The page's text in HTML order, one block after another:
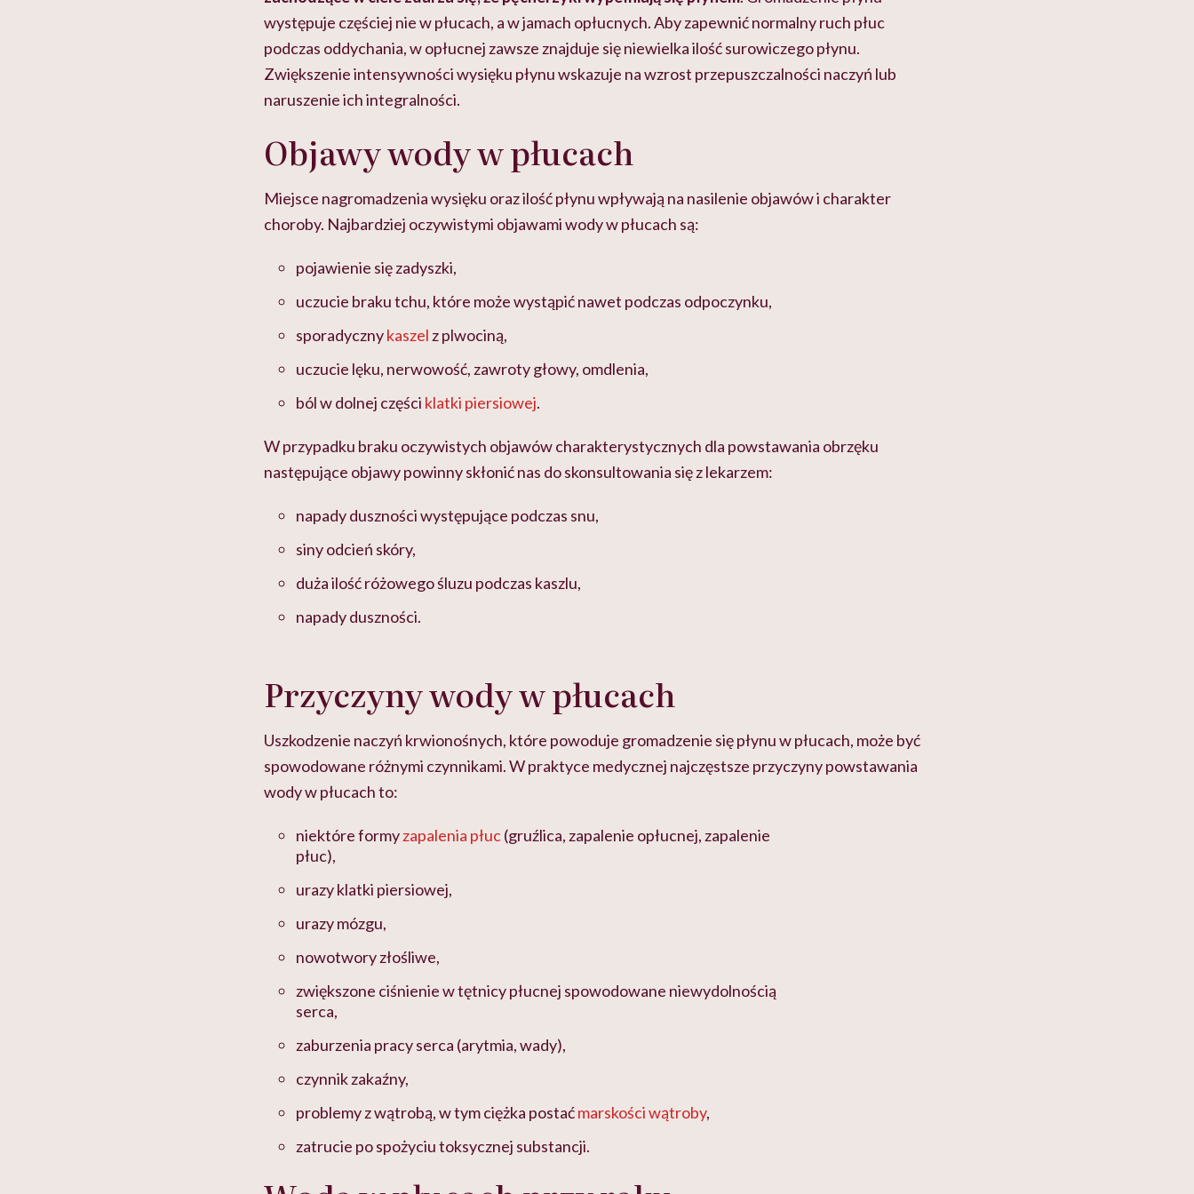
występuje częściej nie w płucach, a w jamach opłucnych. Aby zapewnić normalny ruch płuc
podczas oddychania, w opłucnej zawsze znajduje się niewielka ilość surowiczego płynu.
Zwiększenie intensywności wysięku płynu wskazuje na wzrost przepuszczalności naczyń lub
naruszenie ich integralności.
Objawy wody w płucach
Miejsce nagromadzenia wysięku oraz ilość płynu wpływają na nasilenie objawów i charakter
choroby. Najbardziej oczywistymi objawami wody w płucach są:
pojawienie się zadyszki,
uczucie braku tchu, które może wystąpić nawet podczas odpoczynku,
sporadycznykaszel z plwociną,
uczucie lęku, nerwowość, zawroty głowy, omdlenia,
ból w dolnej części klatki piersiowej.
W przypadku braku oczywistych objawów charakterystycznych dla powstawania obrzęku
następujące objawy powinny skłonić nas do skonsultowania się z lekarzem:
napady duszności występujące podczas snu,
siny odcień skóry,
duża ilość różowego śluzu podczas kaszlu,
napady duszności.
Przyczyny wody w płucach
Uszkodzenie naczyń krwionośnych, które powoduje gromadzenie się płynu w płucach, może być
spowodowane różnymi czynnikami. W praktyce medycznej najczęstsze przyczyny powstawania
wody w płucach to:
niektóre formyzapalenia płuc(gruźlica, zapalenie opłucnej, zapalenie
płuc),
urazy klatki piersiowej,
urazy mózgu,
nowotwory złośliwe,
zwiększone ciśnienie w tętnicy płucnej spowodowane niewydolnością
serca,
zaburzenia pracy serca (arytmia, wady),
czynnik zakaźny,
problemy z wątrobą, w tym ciężka postaćmarskości wątroby,
zatrucie po spożyciu toksycznej substancji.